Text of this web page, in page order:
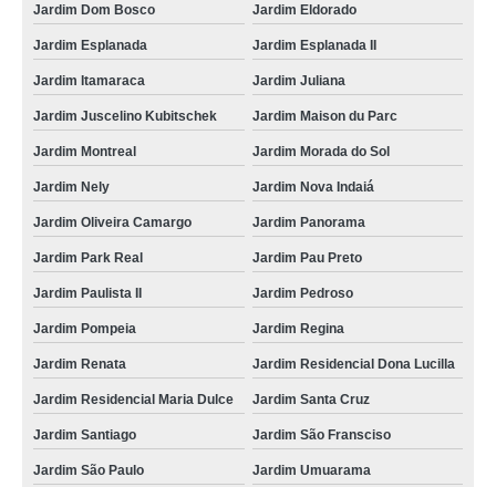
Jardim Dom Bosco Jardim Eldorado
Jardim Esplanada Jardim Esplanada II
Jardim Itamaraca Jardim Juliana
Jardim Juscelino Kubitschek Jardim Maison du Parc
Jardim Montreal Jardim Morada do Sol
Jardim Nely Jardim Nova Indaiá
Jardim Oliveira Camargo Jardim Panorama
Jardim Park Real Jardim Pau Preto
Jardim Paulista II Jardim Pedroso
Jardim Pompeia Jardim Regina
Jardim Renata Jardim Residencial Dona Lucilla
Jardim Residencial Maria Dulce Jardim Santa Cruz
Jardim Santiago Jardim São Fransciso
Jardim São Paulo Jardim Umuarama